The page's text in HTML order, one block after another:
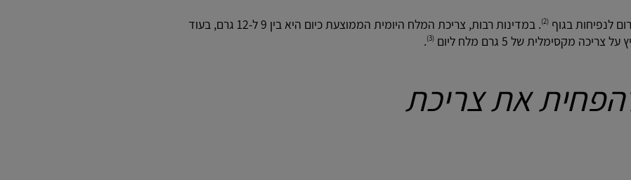
לנפיחות בגוף (2)
. במדינות רבות, צריכת המלח היומית הממוצעת כיום היא בין 9 ל-12 גרם, בעוד
מקסימלית של 5 גרם מלח ליום
(3)
.
את צריכת